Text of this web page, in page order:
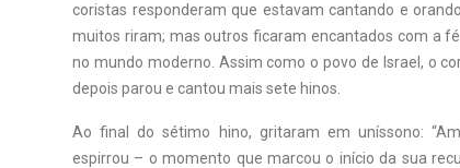
coristas responderam que estavam cantando e
muitos riram; mas outros ficaram encantados com a
no mundo moderno. Assim como o povo de Israel, o
depois parou e cantou mais sete hinos.
Ao final do sétimo hino, gritaram em uníssono:
espirrou – o momento que marcou o início da sua